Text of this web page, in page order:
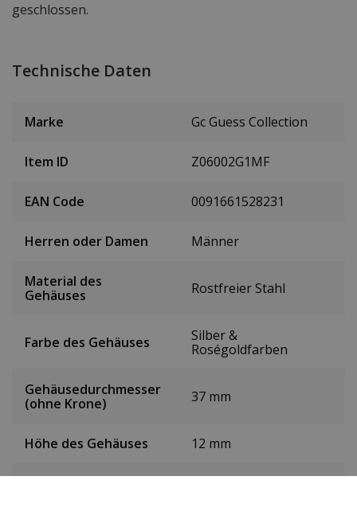
geschlossen.
Technische Daten
Marke Gc Guess Collection
Item ID Z06002G1MF
EAN Code 0091661528231
Herren oder Damen Männer
Material des
Gehäuses
Rostfreier Stahl
Farbe des Gehäuses
Silber &
Roségoldfarben
Gehäusedurchmesser
(ohne Krone)
37 mm
Höhe des Gehäuses 12 mm